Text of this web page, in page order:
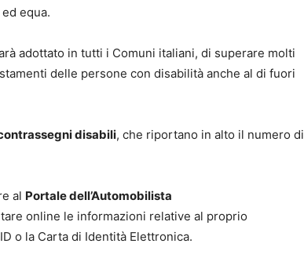
equa.
adottato in tutti i Comuni italiani, di superare molti
delle persone con disabilità anche al di fuori
disabili, che riportano in alto il numero di
al Portale dell’Automobilista
online le informazioni relative al proprio
o la Carta di Identità Elettronica.